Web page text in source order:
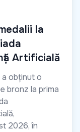
la
Artificială
a obținut o
bronz la prima
2026, în